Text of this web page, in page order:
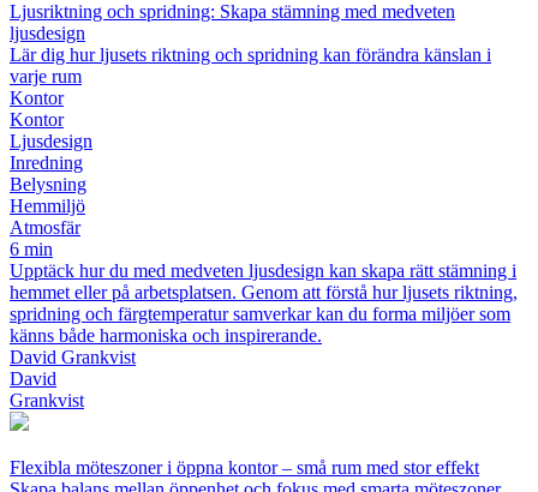
Ljusriktning och spridning: Skapa stämning med medveten
ljusdesign
Lär dig hur ljusets riktning och spridning kan förändra känslan i
varje rum
Kontor
Kontor
Ljusdesign
Inredning
Belysning
Hemmiljö
Atmosfär
6 min
Upptäck hur du med medveten ljusdesign kan skapa rätt stämning i
hemmet eller på arbetsplatsen. Genom att förstå hur ljusets riktning,
spridning och färgtemperatur samverkar kan du forma miljöer som
känns både harmoniska och inspirerande.
David Grankvist
David
Grankvist
Flexibla möteszoner i öppna kontor – små rum med stor effekt